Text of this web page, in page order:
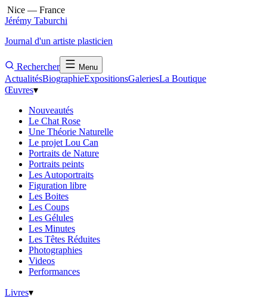
Nice — France
Jérémy Taburchi
Journal d'un artiste plasticien
Rechercher Menu
ActualitésBiographieExpositionsGaleriesLa Boutique
Œuvres▾
Nouveautés
Le Chat Rose
Une Théorie Naturelle
Le projet Lou Can
Portraits de Nature
Portraits peints
Les Autoportraits
Figuration libre
Les Boites
Les Coups
Les Gélules
Les Minutes
Les Têtes Réduites
Photographies
Videos
Performances
Livres▾